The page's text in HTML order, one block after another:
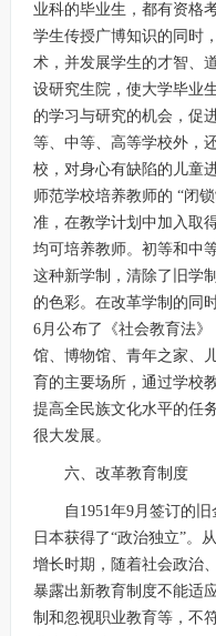
业科的毕业生，都有资格
学生传授广博知识的同时
术，并发展学生的才智、
设研究生院，使大学毕业
的学习与研究的机会，促
等、中等、高等学校外，
校，对身心有缺陷的儿童
师范学校培养教师的 “闭
准，在教学计划中加入取
均可培养教师。初等和中
这种新学制，清除了旧学
的色彩。在改革学制的同
6月公布了《社会教育法
馆、博物馆、青年之家、
育的主要场所，通过学校
提高全民族文化水平的任
很大发展。
六、改革教育制度
自1951年9月签订的旧
日本获得了“政治独立”。
增长时期，随着社会政治
暴露出新教育制度不能适
制和忽视职业教育等，不